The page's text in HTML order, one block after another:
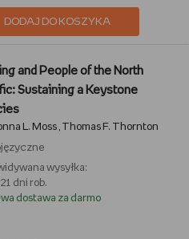
DODAJ DO KOSZYKA
and People of the North
Sustaining a Keystone
L. Moss Thomas F. Thornton
wysyłka:
dni rob.
dostawa za darmo